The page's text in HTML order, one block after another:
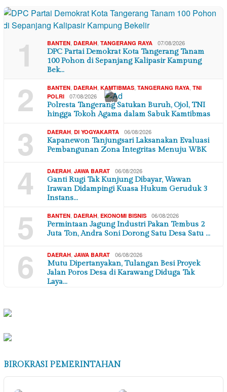
1 BANTEN DAERAH TANGERANG RAYA 07/08/2026
DPC Partai Demokrat Kota Tangerang Tanam
100 Pohon di Sepanjang Kalipasir Kampung
Bek…
2 BANTEN DAERAH KAMTIBMAS TANGERANG RAYA TNI
POLRI
07/08/2026
Polresta Tangerang Satukan Buruh, Ojol, TNI
hingga Tokoh Agama dalam Sabuk Kamtibmas
3 DAERAH DI YOGYAKARTA 06/08/2026
Kapanewon Tanjungsari Laksanakan Evaluasi
Pembangunan Zona Integritas Menuju WBK
4 DAERAH JAWA BARAT 06/08/2026
Ganti Rugi Tak Kunjung Dibayar, Wawan
Irawan Didampingi Kuasa Hukum Geruduk 3
Instans…
5 BANTEN DAERAH EKONOMI BISNIS 06/08/2026
Permintaan Jagung Industri Pakan Tembus 2
Juta Ton, Andra Soni Dorong Satu Desa Satu …
6 DAERAH JAWA BARAT 06/08/2026
Mutu Dipertanyakan, Tulangan Besi Proyek
Jalan Poros Desa di Karawang Diduga Tak
Laya…
BIROKRASI PEMERINTAHAN
×